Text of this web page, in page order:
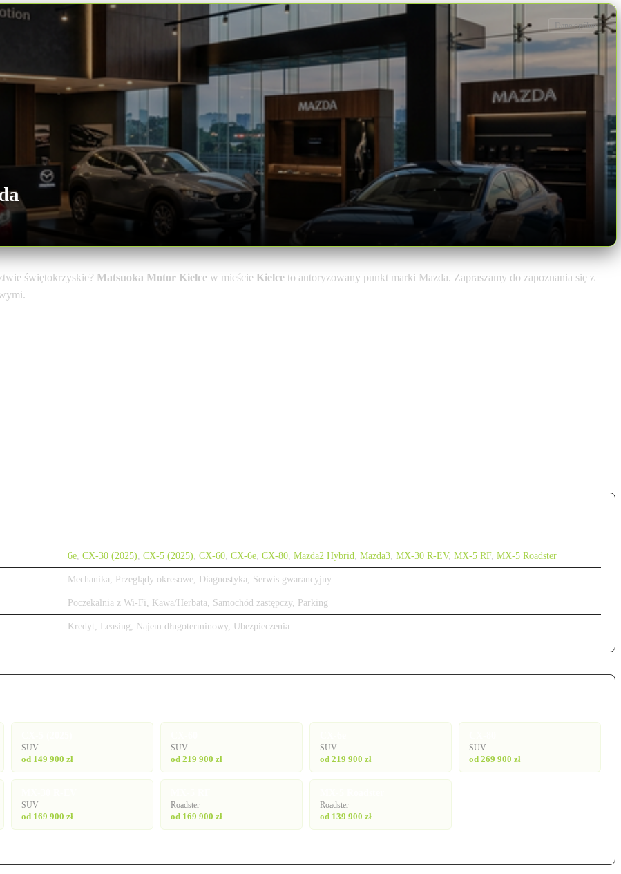
Dane ogólne
świętokrzyskie? Matsuoka Motor Kielce w mieście Kielce to autoryzowany punkt marki Mazda. Zapraszamy do zapoznania się z
6e CX-30 (2025) CX-5 (2025) CX-60 CX-6e CX-80 Mazda2 Hybrid Mazda3 MX-30 R-EV, MX-5 RF, MX-5 Roadster
Mechanika, Przeglądy okresowe, Diagnostyka, Serwis gwarancyjny
Poczekalnia z Wi-Fi, Kawa/Herbata, Samochód zastępczy, Parking
Kredyt, Leasing, Najem długoterminowy, Ubezpieczenia
SUV
od 149 900 zł
SUV
od 219 900 zł
SUV
od 219 900 zł
SUV
od 269 900 zł
SUV
od 169 900 zł
Roadster
od 169 900 zł
Roadster
od 139 900 zł